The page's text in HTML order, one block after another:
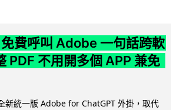
費呼叫 Adobe 一句話跨軟
PDF 不用開多個 APP 兼免
新統一版 Adobe for ChatGPT 外掛，取代